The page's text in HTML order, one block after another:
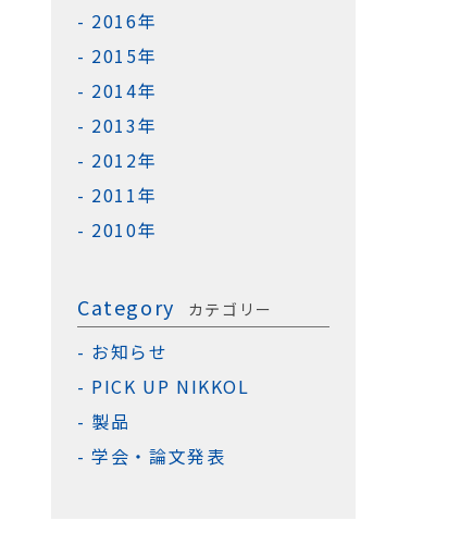
2016年
2015年
2014年
2013年
2012年
2011年
2010年
Category カテゴリー
お知らせ
PICK UP NIKKOL
製品
学会・論文発表